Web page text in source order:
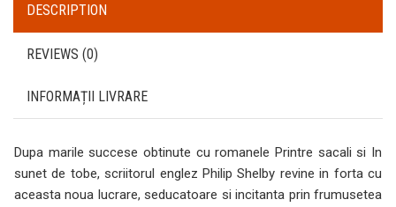
DESCRIPTION
REVIEWS (0)
INFORMAȚII LIVRARE
Dupa marile succese obtinute cu romanele Printre sacali si In
sunet de tobe, scriitorul englez Philip Shelby revine in forta cu
aceasta noua lucrare, seducatoare si incitanta prin frumusetea